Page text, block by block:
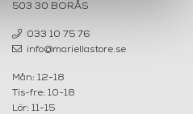
503 30 BORÅS
033 10 75 76
info@mariellastore.se
Mån: 12-18
Tis-fre: 10-18
Lör: 11-15